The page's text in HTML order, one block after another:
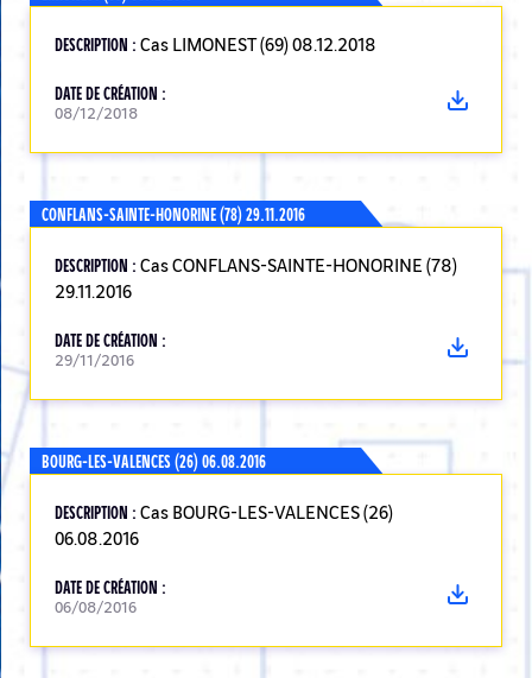
DESCRIPTION : Cas LIMONEST (69) 08.12.2018
DATE DE CRÉATION :
08/12/2018
CONFLANS-SAINTE-HONORINE (78) 29.11.2016
DESCRIPTION : Cas CONFLANS-SAINTE-HONORINE (78)
29.11.2016
DATE DE CRÉATION :
29/11/2016
BOURG-LES-VALENCES (26) 06.08.2016
DESCRIPTION : Cas BOURG-LES-VALENCES (26)
06.08.2016
DATE DE CRÉATION :
06/08/2016